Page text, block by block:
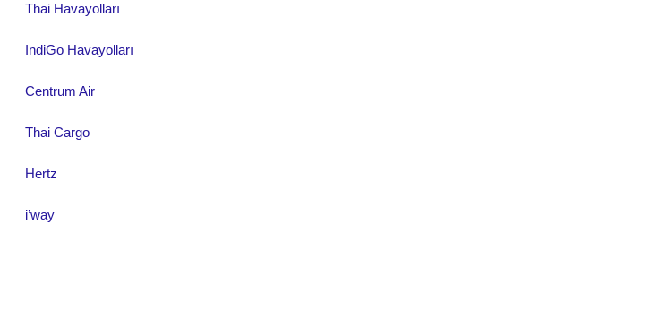
Thai Havayolları
IndiGo Havayolları
Centrum Air
Thai Cargo
Hertz
i’way